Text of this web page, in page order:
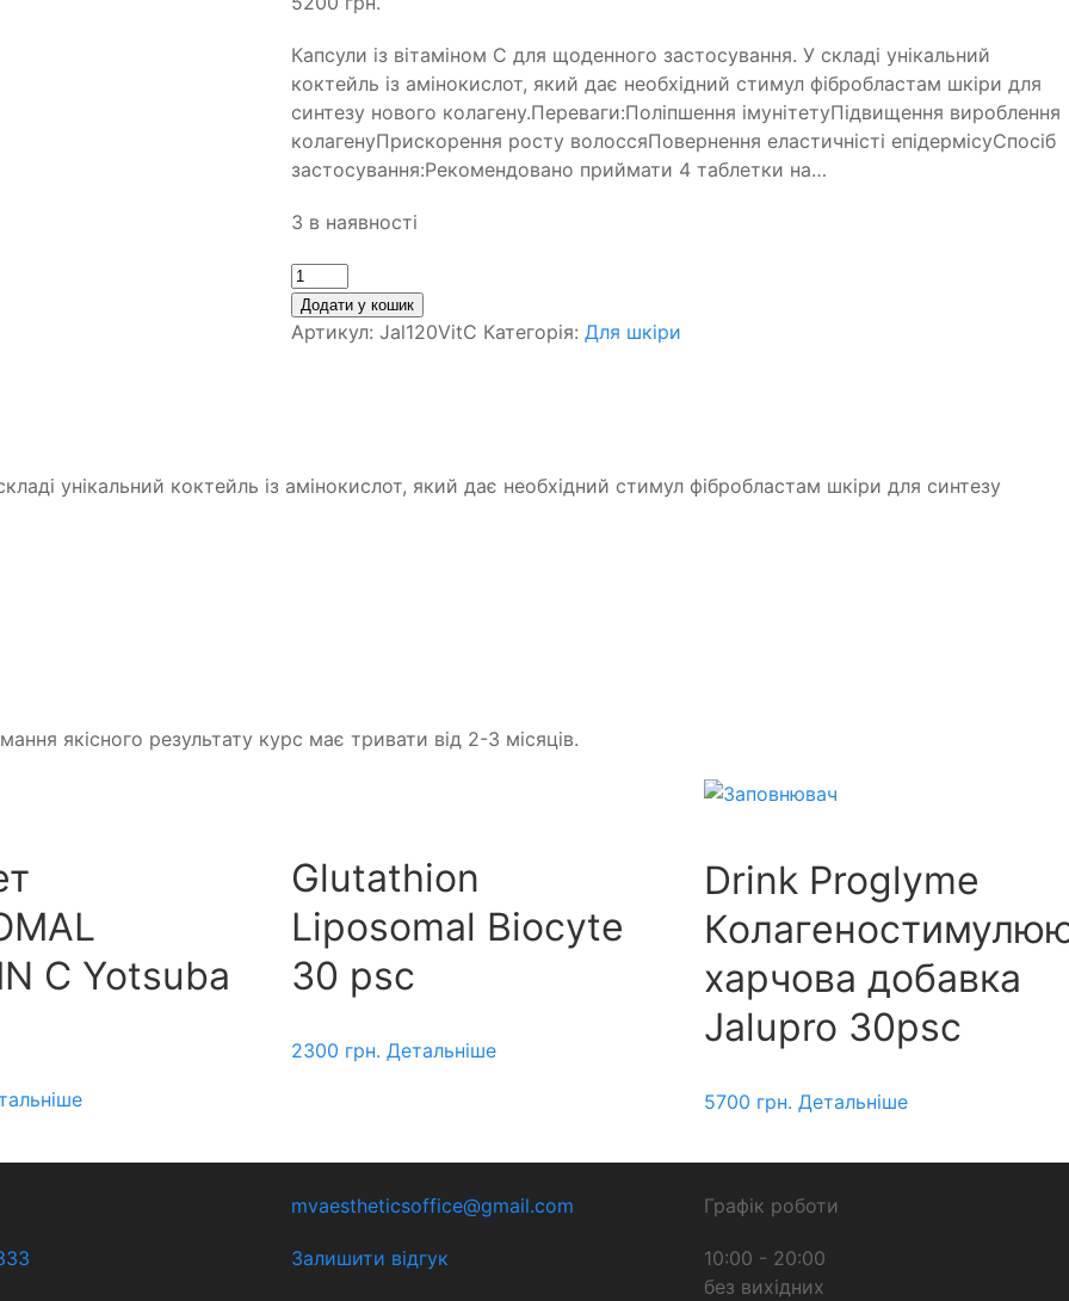
Капсули із вітаміном С для щоденного застосування. У складі унікальний
коктейль із амінокислот, який дає необхідний стимул фібробластам шкіри для
синтезу нового колагену.Переваги:Поліпшення імунітетуПідвищення вироблення
колагенуПрискорення росту волоссяПовернення еластичністі епідермісуСпосіб
застосування:Рекомендовано приймати 4 таблетки на…
3 в наявності
Кількість
Додати у кошик
Артикул: Jal120VitC Категорія: Для шкіри
унікальний коктейль із амінокислот, який дає необхідний стимул фібробластам шкіри для синтезу
якісного результату курс має тривати від 2-3 місяців.
C Yotsuba
Glutathion
Liposomal Biocyte
30 psc
2300 грн. Детальніше
Drink Proglyme
харчова добавка
Jalupro 30psc
5700 грн. Детальніше
mvaestheticsoffice@gmail.com
Залишити відгук
Графік роботи
10:00 - 20:00
без вихідних